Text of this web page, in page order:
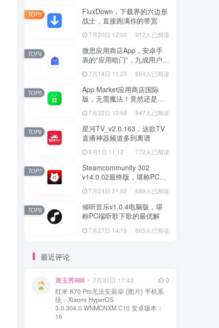
FluxDown，下载界的六边形
战士，直接跑满你的带宽
7月20日 12:00 912人已阅读
TOP3
微思应用商店App，安卓手
表的“应用暗门”，九成用户还
没发现
7月14日 11:25 864人已阅读
TOP4
App Market应用商店国际
版，无需魔法！竟然还是大
厂出品？
7月22日 10:58 847人已阅读
TOP5
星河TV_v2.0.163，这款TV
直播神器频道多到离谱
8月1日 11:12 772人已阅读
TOP6
Steamcommunity 302
v14.0.02最终版，堪称PC玩
家必备的网络工具箱
7月24日 21:02 689人已阅读
TOP7
倾听音乐v1.0.4电脑版，堪
称PC端听歌下歌的最优解
7月27日 14:16 665人已阅读
TOP8
最近评论
黄玉秀888 7月31日 17:43
0
红米 K70 Pro无法安装😝 [图片] 手机系
统：Xiaomi HyperOS
3.0.304.0.WNMCNXM.C10 安卓版本：
16